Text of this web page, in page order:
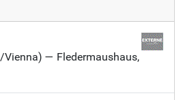
Vienna) — Fledermaushaus,